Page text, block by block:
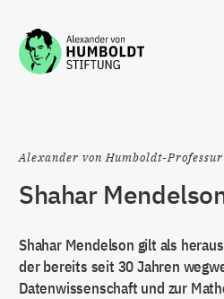
Zum Inhalt springen
Alexander von Humboldt-
Shahar
Shahar Mendelson gilt als
der bereits seit 30 Jahren
Datenwissenschaft und zur